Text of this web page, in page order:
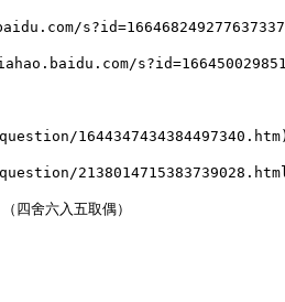
1644347434384497340.htm)
六入五取偶）